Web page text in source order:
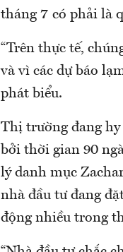
tháng 7 có phải là
“Trên thực tế,
và vì các dự báo
phát biểu.
Thị trường đang hy
bởi thời gian 90
lý danh mục
nhà đầu tư đang
động nhiều trong